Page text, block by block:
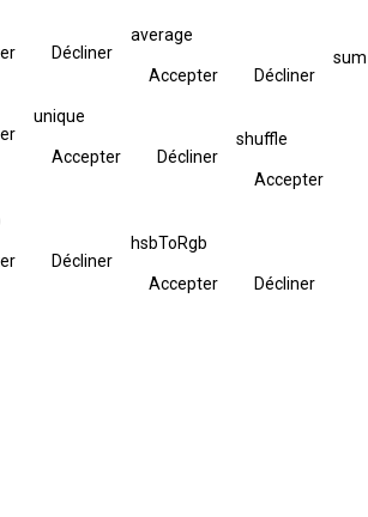
Décliner
average
Accepter Décliner
sum
unique
Accepter Décliner
shuffle
Accepter
Décliner
hsbToRgb
Accepter Décliner